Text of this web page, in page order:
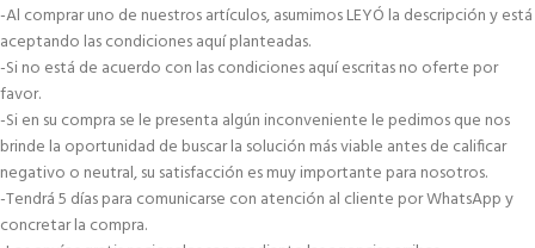
-Al comprar uno de nuestros artículos, asumimos LEYÓ la descripción y está
aceptando las condiciones aquí planteadas.
-Si no está de acuerdo con las condiciones aquí escritas no oferte por
favor.
-Si en su compra se le presenta algún inconveniente le pedimos que nos
brinde la oportunidad de buscar la solución más viable antes de calificar
negativo o neutral, su satisfacción es muy importante para nosotros.
-Tendrá 5 días para comunicarse con atención al cliente por WhatsApp y
concretar la compra.